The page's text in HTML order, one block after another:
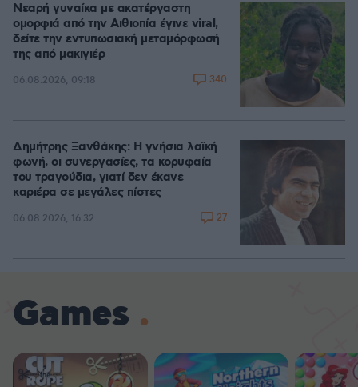
Νεαρή γυναίκα με ακατέργαστη
ομορφιά από την Αιθιοπία έγινε viral,
δείτε την εντυπωσιακή μεταμόρφωσή
της από μακιγιέρ
06.08.2026, 09:18 340
Δημήτρης Ξανθάκης: Η γνήσια λαϊκή
φωνή, οι συνεργασίες, τα κορυφαία
του τραγούδια, γιατί δεν έκανε
καριέρα σε μεγάλες πίστες
06.08.2026, 16:32 27
Games